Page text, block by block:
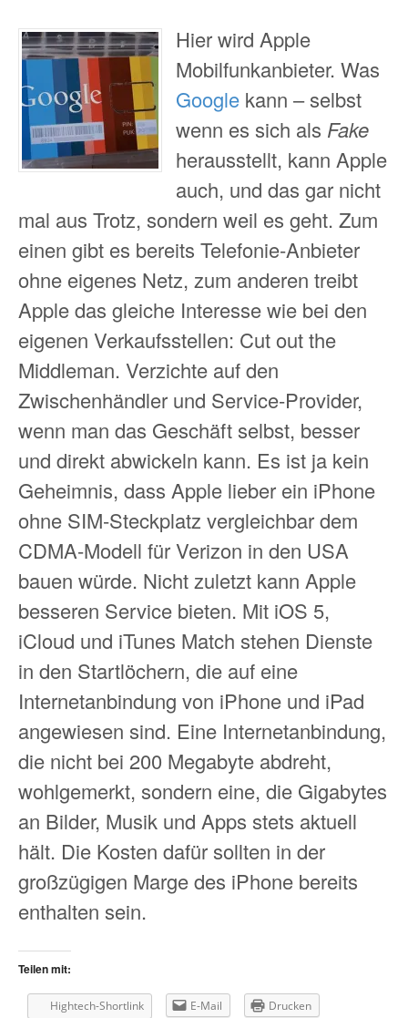
Hier wird Apple
Mobilfunkanbieter. Was
Google kann – selbst
wenn es sich als Fake
herausstellt, kann Apple
auch, und das gar nicht
mal aus Trotz, sondern weil es geht. Zum
einen gibt es bereits Telefonie-Anbieter
ohne eigenes Netz, zum anderen treibt
Apple das gleiche Interesse wie bei den
eigenen Verkaufsstellen: Cut out the
Middleman. Verzichte auf den
Zwischenhändler und Service-Provider,
wenn man das Geschäft selbst, besser
und direkt abwickeln kann. Es ist ja kein
Geheimnis, dass Apple lieber ein iPhone
ohne SIM-Steckplatz vergleichbar dem
CDMA-Modell für Verizon in den USA
bauen würde. Nicht zuletzt kann Apple
besseren Service bieten. Mit iOS 5,
iCloud und iTunes Match stehen Dienste
in den Startlöchern, die auf eine
Internetanbindung von iPhone und iPad
angewiesen sind. Eine Internetanbindung,
die nicht bei 200 Megabyte abdreht,
wohlgemerkt, sondern eine, die Gigabytes
an Bilder, Musik und Apps stets aktuell
hält. Die Kosten dafür sollten in der
großzügigen Marge des iPhone bereits
enthalten sein.
Teilen mit:
Hightech-Shortlink E-Mail Drucken